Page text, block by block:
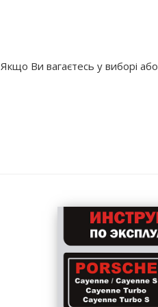
Якщо Ви вагаєтесь у виборі